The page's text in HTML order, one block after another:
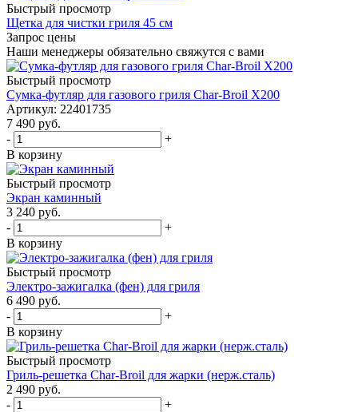
Быстрый просмотр
Щетка для чистки гриля 45 см
Запрос цены
Наши менеджеры обязательно свяжутся с вами
Быстрый просмотр
Сумка-футляр для газового гриля Char-Broil X200
Артикул: 22401735
7 490 руб.
-
+
В корзину
Быстрый просмотр
Экран каминный
3 240 руб.
-
+
В корзину
Быстрый просмотр
Электро-зажигалка (фен) для гриля
6 490 руб.
-
+
В корзину
Быстрый просмотр
Гриль-решетка Char-Broil для жарки (нерж.сталь)
2 490 руб.
-
+